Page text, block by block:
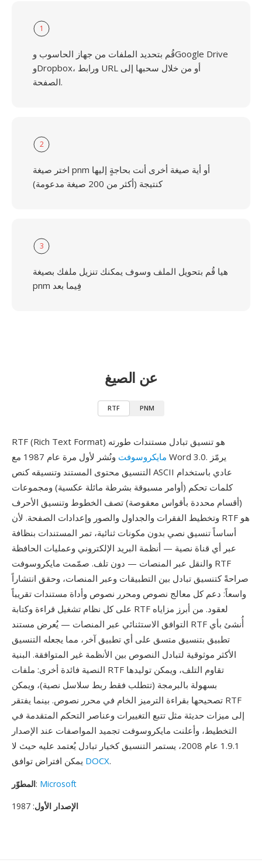
1
قُم بتحديد الملفات من جهاز الحاسوب وGoogle Drive
وDropbox، ورابط URL أو من خلال سحبها إلى
الصفحة.
2
اختر صيغة pnm أو أية صيغة أخرى أنت بحاجةٍ إليها
كنتيجة (أكثر من 200 صيغة مدعومة)
3
هيا قُم بتحويل الملف وسوف يمكنك تنزيل ملفك بصيغة
pnm فِيما بعد
عن الصيغ
RTF PNM
RTF (Rich Text Format) هو تنسيق تبادل مستندات طورته
مايكروسوفت
ونُشر لأول مرة عام 1987 مع Word 3.0. يرمّز
التنسيق محتوى المستند وتنسيقه كنص ASCII عادي باستخدام
كلمات تحكم (أوامر مسبوقة بشرطة مائلة عكسية) ومجموعات
(أقسام محددة بأقواس معقوصة) تصف الخطوط وتنسيق الأحرف
وتخطيط الفقرات والجداول والصور وإعدادات الصفحة. لأن RTF هو
أساساً تنسيق نصي بدون مكونات ثنائية، تمر المستندات بنظافة
عبر أي قناة نصية — أنظمة البريد الإلكتروني وعمليات الحافظة
والنقل عبر المنصات — دون تلف. صمّمت مايكروسوفت RTF
صراحةً كتنسيق تبادل بين التطبيقات وعبر المنصات، وحقق انتشاراً
واسعاً: دعم كل معالج نصوص ومحرر نصوص وأداة مستندات تقريباً
على كل نظام تشغيل قراءة وكتابة RTF لعقود. من أبرز مزاياه
التوافق الاستثنائي عبر المنصات — يُعرض مستند RTF أُنشئ بأي
تطبيق بتنسيق متسق على أي تطبيق آخر، مما يجعله التنسيق
الأكثر موثوقية لتبادل النصوص بين الأنظمة غير المتوافقة. البنية
النصية فائدة أخرى: ملفات RTF تقاوم التلف، ويمكن توليدها
بسهولة بالبرمجة (تتطلب فقط ربط سلاسل نصية)، ويمكن
تصحيحها بقراءة الترميز الخام في محرر نصوص. بينما يفتقر RTF
إلى ميزات حديثة مثل تتبع التغييرات وعناصر التحكم المتقدمة في
التخطيط، وأعلنت مايكروسوفت تجميد المواصفات عند الإصدار
1.9.1 عام 2008، يستمر التنسيق كخيار تبادل يُعتمد عليه حيث لا
DOCX.
المطوّر: Microsoft
الإصدار الأول: 1987